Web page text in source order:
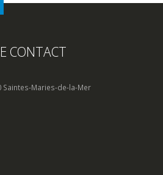
CONTACT
Saintes-Maries-de-la-Mer